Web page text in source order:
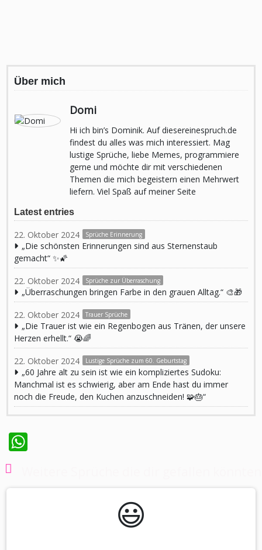
Über mich
Domi
Hi ich bin’s Dominik. Auf diesereinespruch.de
findest du alles was mich interessiert. Mag
lustige Sprüche, liebe Memes, programmiere
gerne und möchte dir mit verschiedenen
Themen die mich begeistern einen Mehrwert
liefern. Viel Spaß auf meiner Seite
Latest entries
22. Oktober 2024 Sprüche Erinnerung
„Die schönsten Erinnerungen sind aus Sternenstaub
gemacht“ ✨🌠
22. Oktober 2024 Sprüche zur Überraschung
„Überraschungen bringen Farbe in den grauen Alltag.“ 🎨🎁
22. Oktober 2024 Trauer Sprüche
„Die Trauer ist wie ein Regenbogen aus Tränen, der unsere
Herzen erhellt.“ 😭🌈
22. Oktober 2024 Lustige Sprüche zum 60. Geburtstag
„60 Jahre alt zu sein ist wie ein kompliziertes Sudoku:
Manchmal ist es schwierig, aber am Ende hast du immer
noch die Freude, den Kuchen anzuschneiden! 🧩🎂“
😃️